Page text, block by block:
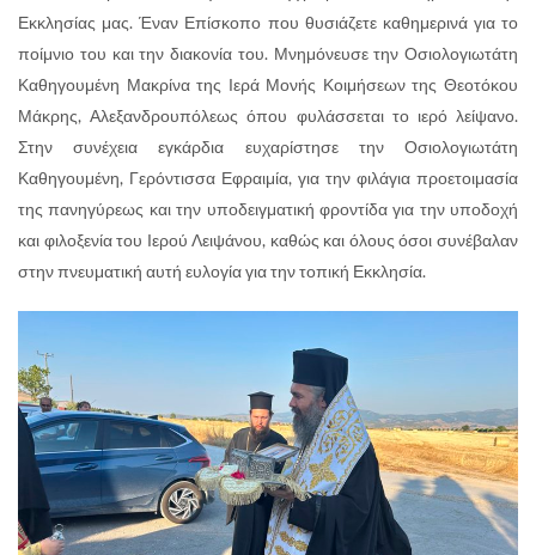
Εκκλησίας μας. Έναν Επίσκοπο που θυσιάζετε καθημερινά για το
ποίμνιο του και την διακονία του. Μνημόνευσε την Οσιολογιωτάτη
Καθηγουμένη Μακρίνα της Ιερά Μονής Κοιμήσεων της Θεοτόκου
Μάκρης, Αλεξανδρουπόλεως όπου φυλάσσεται το ιερό λείψανο.
Στην συνέχεια εγκάρδια ευχαρίστησε την Οσιολογιωτάτη
Καθηγουμένη, Γερόντισσα Εφραιμία, για την φιλάγια προετοιμασία
της πανηγύρεως και την υποδειγματική φροντίδα για την υποδοχή
και φιλοξενία του Ιερού Λειψάνου, καθώς και όλους όσοι συνέβαλαν
στην πνευματική αυτή ευλογία για την τοπική Εκκλησία.